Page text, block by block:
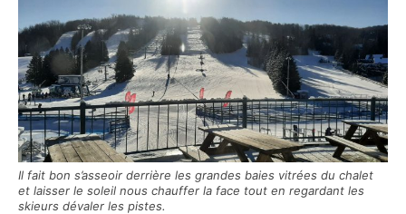
Il fait bon s’asseoir derrière les grandes baies vitrées du chalet
et laisser le soleil nous chauffer la face tout en regardant les
skieurs dévaler les pistes.